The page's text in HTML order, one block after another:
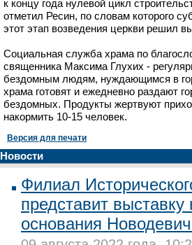
к концу года нулевой цикл
отметил Ресин, по словам которого
этот этап возведения церкви решил
Социальная служба храма по
священника Максима Глухих -
бездомным людям, нуждающимся в
храма готовят и ежедневно раздают
бездомных. Продукты жертвуют
накормить 10-15 человек.
Версия для печати
Новости
Филиал
представит
основания